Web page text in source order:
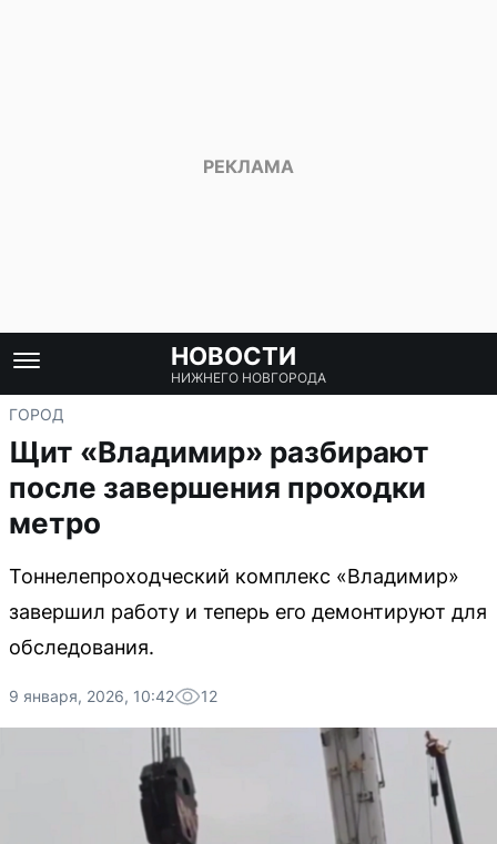
НОВОСТИ
НИЖНЕГО НОВГОРОДА
ГОРОД
Щит «Владимир» разбирают
после завершения проходки
метро
Тоннелепроходческий комплекс «Владимир»
завершил работу и теперь его демонтируют для
обследования.
9 января, 2026, 10:42 12